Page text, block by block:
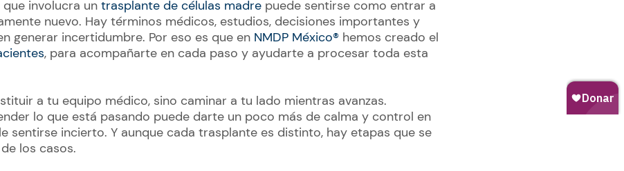
involucra un trasplante de células madre puede sentirse como entrar a
nuevo. Hay términos médicos, estudios, decisiones importantes y
generar incertidumbre. Por eso es que en NMDP México® hemos creado el
, para acompañarte en cada paso y ayudarte a procesar toda esta
a tu equipo médico, sino caminar a tu lado mientras avanzas.
lo que está pasando puede darte un poco más de calma y control en
sentirse incierto. Y aunque cada trasplante es distinto, hay etapas que se
los casos.